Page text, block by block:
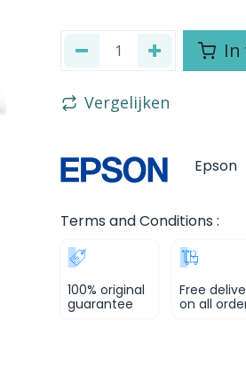
In
Vergelijken
Epson
Terms and Conditions :
100% original
guarantee
Free
on all